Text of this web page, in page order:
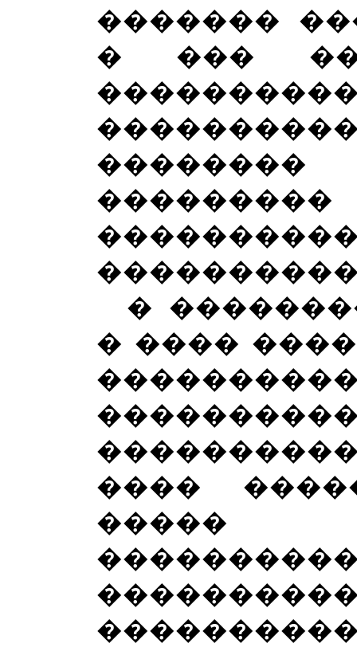
�������
� ���
��������
�
� ����
����
�����